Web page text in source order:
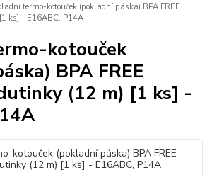
termo-kotouček (pokladní páska) BPA FREE
ks] - E16ABC, P14A
kotouček
BPA FREE
(12 m) [1 ks] -